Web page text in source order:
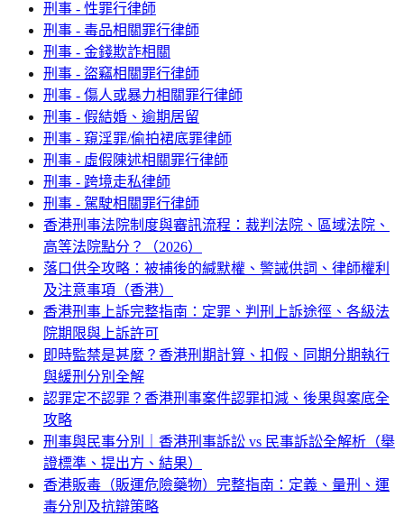
刑事 - 性罪行律師
刑事 - 毒品相關罪行律師
刑事 - 金錢欺詐相關
刑事 - 盜竊相關罪行律師
刑事 - 傷人或暴力相關罪行律師
刑事 - 假結婚、逾期居留
刑事 - 窺淫罪/偷拍裙底罪律師
刑事 - 虛假陳述相關罪行律師
刑事 - 跨境走私律師
刑事 - 駕駛相關罪行律師
香港刑事法院制度與審訊流程：裁判法院、區域法院、
高等法院點分？（2026）
落口供全攻略：被捕後的緘默權、警誡供詞、律師權利
及注意事項（香港）
香港刑事上訴完整指南：定罪、判刑上訴途徑、各級法
院期限與上訴許可
即時監禁是甚麼？香港刑期計算、扣假、同期分期執行
與緩刑分別全解
認罪定不認罪？香港刑事案件認罪扣減、後果與案底全
攻略
刑事與民事分別｜香港刑事訴訟 vs 民事訴訟全解析（舉
證標準、提出方、結果）
香港販毒（販運危險藥物）完整指南：定義、量刑、運
毒分別及抗辯策略